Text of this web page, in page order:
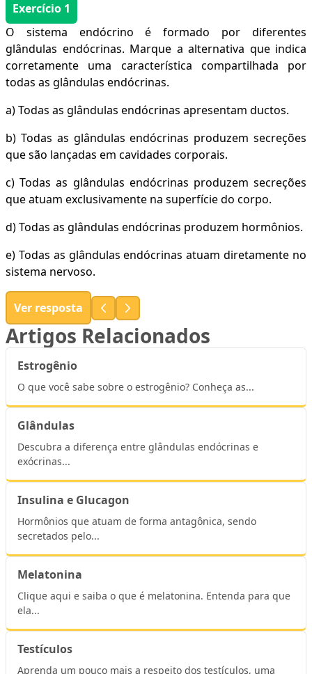
Exercício 1
O sistema endócrino é formado por diferentes
glândulas endócrinas. Marque a alternativa que indica
corretamente uma característica compartilhada por
todas as glândulas endócrinas.
a) Todas as glândulas endócrinas apresentam ductos.
b) Todas as glândulas endócrinas produzem secreções
que são lançadas em cavidades corporais.
c) Todas as glândulas endócrinas produzem secreções
que atuam exclusivamente na superfície do corpo.
d) Todas as glândulas endócrinas produzem hormônios.
e) Todas as glândulas endócrinas atuam diretamente no
sistema nervoso.
Ver resposta
Artigos Relacionados
Estrogênio
O que você sabe sobre o estrogênio? Conheça as...
Glândulas
Descubra a diferença entre glândulas endócrinas e
exócrinas...
Insulina e Glucagon
Hormônios que atuam de forma antagônica, sendo
secretados pelo...
Melatonina
Clique aqui e saiba o que é melatonina. Entenda para que
ela...
Testículos
Aprenda um pouco mais a respeito dos testículos, uma